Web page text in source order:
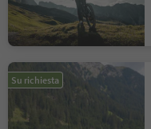
Su richiesta